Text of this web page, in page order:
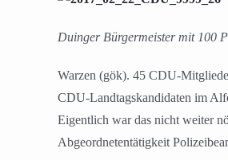
Duinger Bürgermeister mit 100
Warzen (gök). 45 CDU-
CDU-Landtagskandidaten im
Eigentlich war das nicht weiter
Abgeordnetentätigkeit